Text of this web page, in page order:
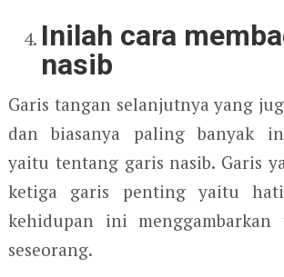
Inilah cara
nasib
Garis tangan selanjutnya yang
dan biasanya paling banyak
yaitu tentang garis nasib. Garis
ketiga garis penting yaitu
kehidupan ini menggambarkan
seseorang.